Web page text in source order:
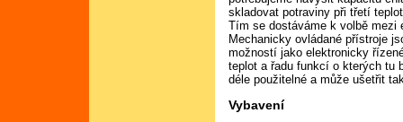
skladovat potraviny při třetí
Tím se dostáváme k volbě mezi
Mechanicky ovládané přístroje
možností jako elektronicky
teplot a řadu funkcí o kterých tu
déle použitelné a může ušetřit
Vybavení